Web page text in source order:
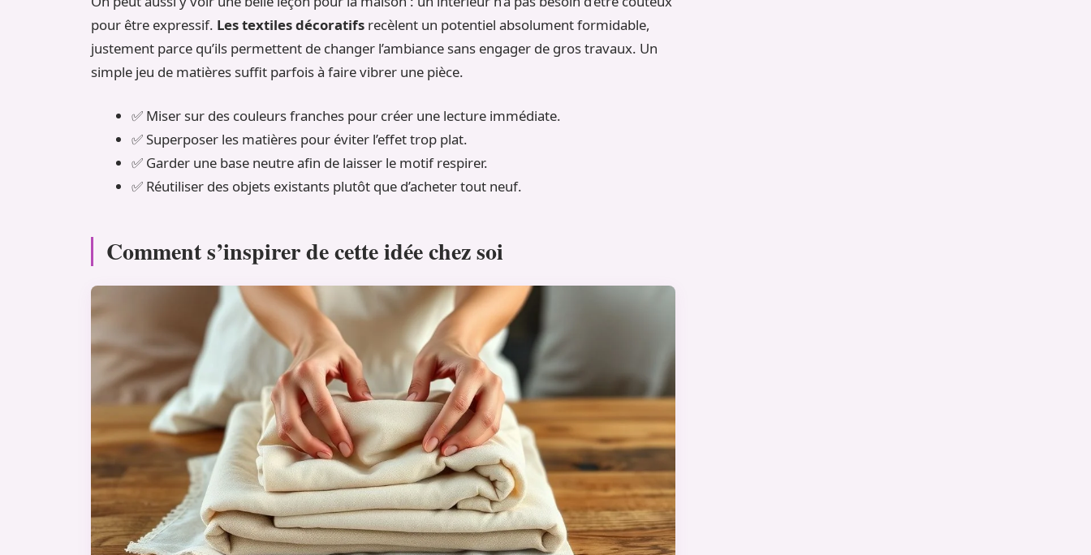
pour être expressif. Les textiles décoratifs recèlent un potentiel absolument formidable,
justement parce qu’ils permettent de changer l’ambiance sans engager de gros travaux. Un
simple jeu de matières suffit parfois à faire vibrer une pièce.
✅ Miser sur des couleurs franches pour créer une lecture immédiate.
✅ Superposer les matières pour éviter l’effet trop plat.
✅ Garder une base neutre afin de laisser le motif respirer.
✅ Réutiliser des objets existants plutôt que d’acheter tout neuf.
Comment s’inspirer de cette idée chez soi